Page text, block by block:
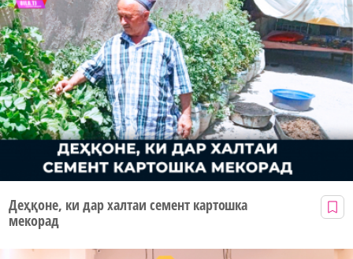
Деҳқоне, ки дар халтаи семент картошка
мекорад